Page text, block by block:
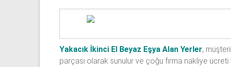
Yakacık İkinci El Beyaz Eşya Alan Yerler,
parçası olarak sunulur ve çoğu firma nakliye